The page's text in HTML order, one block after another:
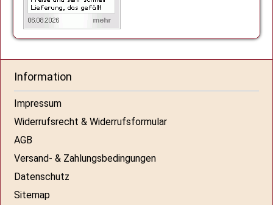
Information
Impressum
Widerrufsrecht & Widerrufsformular
AGB
Versand- & Zahlungsbedingungen
Datenschutz
Sitemap